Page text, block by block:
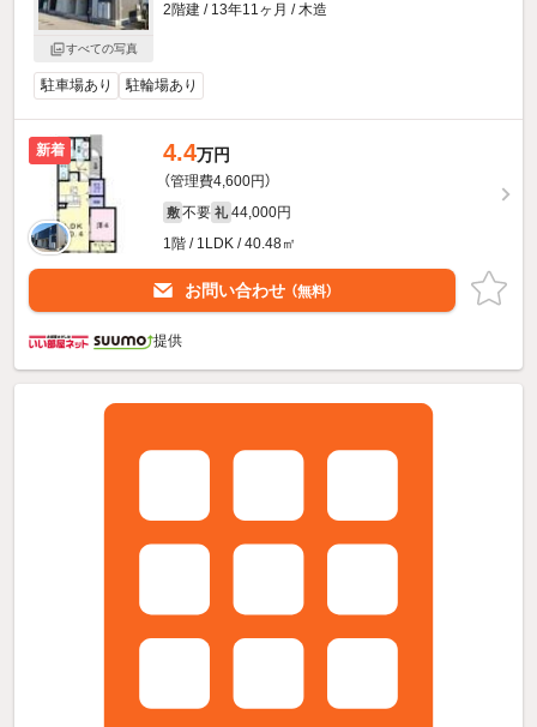
すべての写真
2階建 / 13年11ヶ月 / 木造
駐車場あり 駐輪場あり
新着 4.4万円
（管理費4,600円）
敷 不要 礼 44,000円
1階 / 1LDK / 40.48㎡
お問い合わせ （無料）
提供